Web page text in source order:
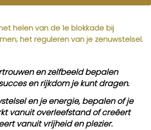
helen van de 1e blokkade bij
het reguleren van je zenuwstelsel.
en zelfbeeld bepalen
en rijkdom je kunt dragen.
en je energie, bepalen of je
vanuit overleefstand of creëert
vanuit vrijheid en plezier.